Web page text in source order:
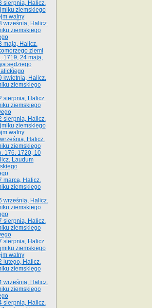
sierpnia, Halicz.
ziemskiego
walny
września, Halicz.
ziemskiego
maja, Halicz.
ziemi
1719, 24 maja,
sędziego
kwietnia, Halicz.
ziemskiego
sierpnia, Halicz.
ziemskiego
sierpnia, Halicz.
ziemskiego
walny
Halicz.
ziemskiego
176. 1720, 10
Laudum
marca, Halicz.
ziemskiego
września, Halicz.
ziemskiego
sierpnia, Halicz.
ziemskiego
sierpnia, Halicz.
ziemskiego
walny
lutego, Halicz.
ziemskiego
września, Halicz.
ziemskiego
sierpnia, Halicz.